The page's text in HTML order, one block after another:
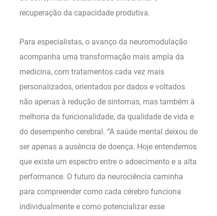
recuperação da capacidade produtiva.
Para especialistas, o avanço da neuromodulação
acompanha uma transformação mais ampla da
medicina, com tratamentos cada vez mais
personalizados, orientados por dados e voltados
não apenas à redução de sintomas, mas também à
melhoria da funcionalidade, da qualidade de vida e
do desempenho cerebral. “A saúde mental deixou de
ser apenas a ausência de doença. Hoje entendemos
que existe um espectro entre o adoecimento e a alta
performance. O futuro da neurociência caminha
para compreender como cada cérebro funciona
individualmente e como potencializar esse